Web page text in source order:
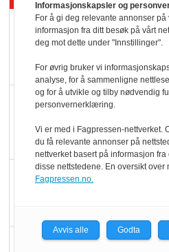
Marit
Informasjonskapsler og
For å gi deg relevante annonser på
informasjon fra ditt besøk på vårt
deg mot dette under "Innstillinger".
For øvrig bruker vi
analyse, for å sammenligne
og for å utvikle og tilby nødvendig
personvernerklæring.
Vi er med i Fagpressen-nettverket.
du få relevante annonser på
nettverket basert på informasjon
disse nettstedene. En oversikt
Fagpressen.no.
Avvis alle Godta